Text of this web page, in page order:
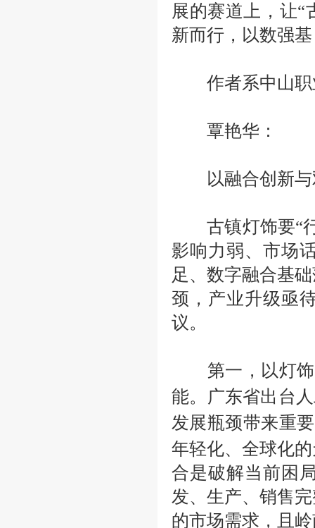
展的赛道上，让“
新而行，以数强
作者系中山职
覃艳华：
以融合创新与
古镇灯饰要“
影响力弱、市场
足、数字融合基
颈，产业升级亟
议。
第一，以灯饰
能。广东省出台
发展瓶颈带来重
年轻化、全球化
合是破解当前困
发、生产、销售
的市场需求，且